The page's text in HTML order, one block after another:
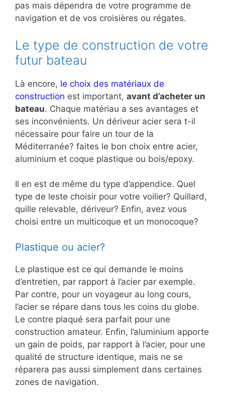
pas mais dépendra de votre programme de
navigation et de vos croisières ou régates.
Le type de construction de votre
futur bateau
Là encore, le choix des matériaux de
construction est important, avant d’acheter un
bateau. Chaque matériau a ses avantages et
ses inconvénients. Un dériveur acier sera t-il
nécessaire pour faire un tour de la
Méditerranée? faites le bon choix entre acier,
aluminium et coque plastique ou bois/epoxy.
Il en est de même du type d’appendice. Quel
type de leste choisir pour votre voilier? Quillard,
quille relevable, dériveur? Enfin, avez vous
choisi entre un multicoque et un monocoque?
Plastique ou acier?
Le plastique est ce qui demande le moins
d’entretien, par rapport à l’acier par exemple.
Par contre, pour un voyageur au long cours,
l’acier se répare dans tous les coins du globe.
Le contre plaqué sera parfait pour une
construction amateur. Enfin, l’aluminium apporte
un gain de poids, par rapport à l’acier, pour une
qualité de structure identique, mais ne se
réparera pas aussi simplement dans certaines
zones de navigation.